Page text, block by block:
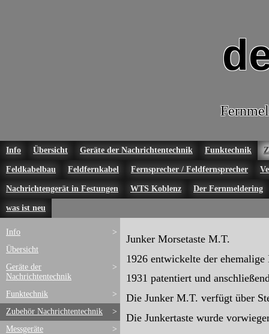
Info Übersicht Geräte der Nachrichtentechnik Funktechnik
Feldkabelbau Feldfernkabel Fernsprecher / Feldfernsprecher
Nachrichtengerät in Festungen WTS Koblenz Der Fernmeldering
was ist neu
>
Info
Übersicht
>
Geräte der
Nachrichtentechnik
>
Funktechnik
>
Zubehör Nachrichtentechnik
>
Messgeräte
Junker Morsetaste M.T.
1926 entwickelte der
1931 patentiert und
Die Junker M.T. verfügt über
Die Junkertaste wurde